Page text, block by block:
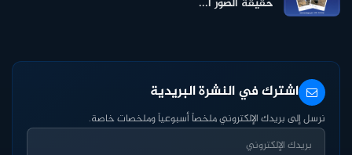
حقيقة الصور ا...
اشترك في النشرة البريدية
نرسل إلى بريدك الإلكتروني ملخصاً أسبوعياً وملخصات خاصة.